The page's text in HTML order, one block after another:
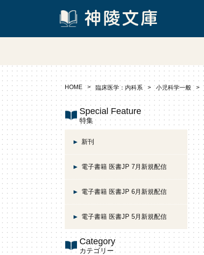
HOME 臨床医学：内科系 小児科学一般
Special Feature
特集
新刊
電子書籍 医書JP 7月新規配信
電子書籍 医書JP 6月新規配信
電子書籍 医書JP 5月新規配信
Category
カテゴリー